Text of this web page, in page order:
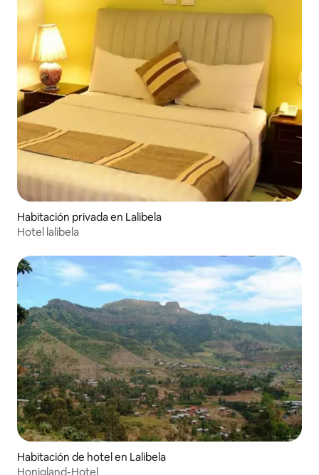
Habitación privada en Lalibela
Hotel lalibela
Habitación de hotel en Lalibela
Honigland-Hotel